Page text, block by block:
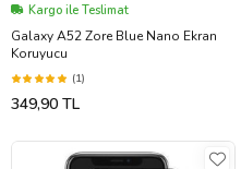
Kargo ile Teslimat
Galaxy A52 Zore Blue Nano Ekran
Koruyucu
(1)
349,90 TL